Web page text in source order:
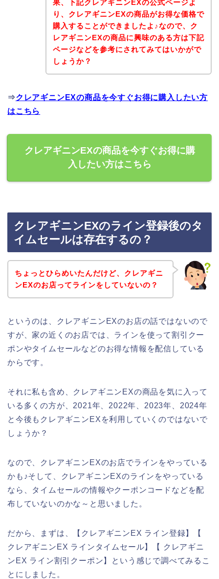
果、下記クレアギニンEXの公式ページよ
り、クレアギニンEXの商品がお得な価格で
購入することができましたよ♪なので、ク
レアギニンEXの商品に興味のある方は下記
ページなどを参考にされてみてはいかがで
しょうか？
⇒クレアギニンEXの商品を今すぐお得に購入したい方
はこちら
クレアギニンEXの商品を今すぐお得に購
入したい方はこちら
クレアギニンEXのライン登録後のタ
イムセールは存在するの？
ちょっとひらめいたんだけど、クレアギニ
ンEXのお店ってラインをしていないの？
というのは、クレアギニンEXのお店の話ではないので
すが、家の近くのお店では、ラインを使って割引クー
ポンやタイムセールなどのお得な情報を配信している
からです。
それに私も含め、クレアギニンEXの商品を気に入って
いる多くの方が、2021年、2022年、2023年、2024年
と今後もクレアギニンEXを利用していくのではないで
しょうか？
なので、クレアギニンEXのお店でラインをやっている
かも♪そして、クレアギニンEXのラインをやっている
なら、タイムセールの情報やクーポンコードなどを配
布していないのかな～と思いました。
だから、まずは、【クレアギニンEX ライン登録】【
クレアギニンEX ラインタイムセール】【 クレアギニ
ンEX ライン割引クーポン】という感じで調べてみるこ
とにしました。